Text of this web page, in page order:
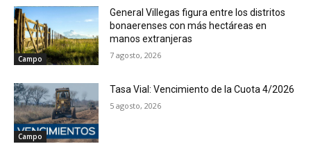
Campo
General Villegas figura entre los distritos
bonaerenses con más hectáreas en
manos extranjeras
7 agosto, 2026
Campo
Tasa Vial: Vencimiento de la Cuota 4/2026
5 agosto, 2026